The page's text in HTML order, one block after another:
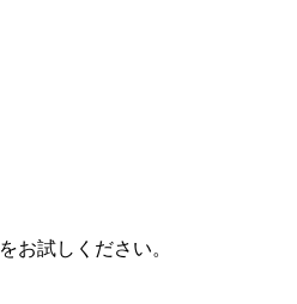
をお試しください。